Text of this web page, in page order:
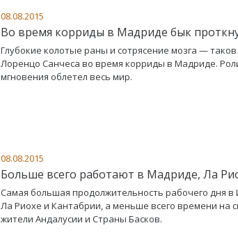
08.08.2015
Во время корриды в Мадриде бык
Глубокие колотые раны и сотрясение мозга —
Лоренцо Санчеса во время корриды в Мадриде.
мгновения облетел весь мир.
08.08.2015
Больше всего работают в Мадриде, Ла
Самая большая продолжительность рабочего дня
Ла Риохе и Кантабрии, а меньше всего времени на
жители Андалусии и Страны Басков.